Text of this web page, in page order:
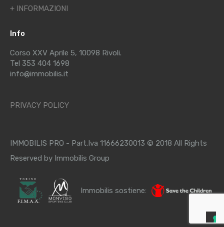
+ INFORMAZIONI
Info
Corso XXV Aprile 5, 10098 Rivoli.
Tel 353 404 1698
info@immobilis.it
PRIVACY POLICY
IMMOBILIS PRO - Part.Iva 11666230013 © 2018 All Rights
Reserved by Immobilis Group
Immobilis sostiene: